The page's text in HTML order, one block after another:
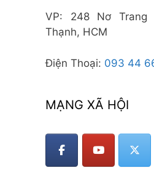
VP: 248 Nơ Trang
Thạnh, HCM
Điện Thoại: 093 44
MẠNG XÃ HỘI